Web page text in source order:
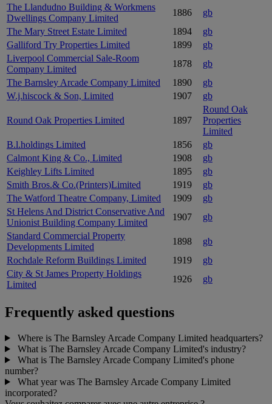
The Llandudno Building & Workmens
Dwellings Company Limited
1886
gb
The Mary Street Estate Limited
1894
gb
Galliford Try Properties Limited
1899
gb
Liverpool Commercial Sale-Room
Company Limited
1878
gb
The Barnsley Arcade Company Limited
1890
gb
W.j.hiscock & Son, Limited
1907 gb
Round Oak Properties Limited 1897
Round Oak
Properties
Limited
B.l.holdings Limited
1856
gb
Calmont King & Co., Limited
1908
gb
Keighley Lifts Limited
1895
gb
Smith Bros.& Co.(Printers)Limited
1919
gb
The Watford Theatre Company, Limited
1909
gb
St Helens And District Conservative And
Unionist Building Company Limited
1907
gb
Standard Commercial Property
Developments Limited
1898
gb
Rochdale Reform Buildings Limited
1919
gb
City & St James Property Holdings
Limited
1926 gb
Frequently asked questions
Where is The Barnsley Arcade Company Limited headquarters?
What is The Barnsley Arcade Company Limited's industry?
What is The Barnsley Arcade Company Limited's phone
number?
What year was The Barnsley Arcade Company Limited
incorporated?